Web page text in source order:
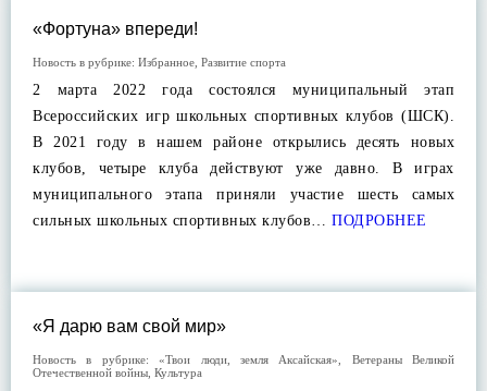
«Фортуна» впереди!
Новость в рубрике: Избранное Развитие спорта
2 марта 2022 года состоялся муниципальный этап
Всероссийских игр школьных спортивных клубов (ШСК).
В 2021 году в нашем районе открылись десять новых
клубов, четыре клуба действуют уже давно. В играх
муниципального этапа приняли участие шесть самых
сильных школьных спортивных клубов… ПОДРОБНЕЕ
«Я дарю вам свой мир»
Новость в рубрике:«Твои люди, земля Аксайская»
Ветераны Великой
Отечественной войны Культура